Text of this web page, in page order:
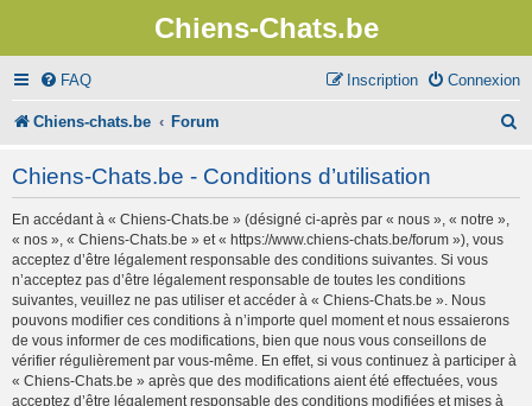
Chiens-Chats.be
FAQ Connexion
Inscription
Chiens-chats.be Forum
Chiens-Chats.be - Conditions d’utilisation
En accédant à « Chiens-Chats.be » (désigné ci-après par « nous », « notre »,
« nos », « Chiens-Chats.be » et « https://www.chiens-chats.be/forum »), vous
acceptez d’être légalement responsable des conditions suivantes. Si vous
n’acceptez pas d’être légalement responsable de toutes les conditions
suivantes, veuillez ne pas utiliser et accéder à « Chiens-Chats.be ». Nous
pouvons modifier ces conditions à n’importe quel moment et nous essaierons
de vous informer de ces modifications, bien que nous vous conseillons de
vérifier régulièrement par vous-même. En effet, si vous continuez à participer à
« Chiens-Chats.be » après que des modifications aient été effectuées, vous
acceptez d’être légalement responsable des conditions modifiées et mises à